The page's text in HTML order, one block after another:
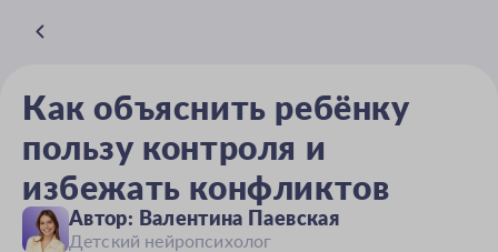
Как объяснить ребёнку
пользу контроля и
избежать конфликтов
Автор: Валентина Паевская
Детский нейропсихолог